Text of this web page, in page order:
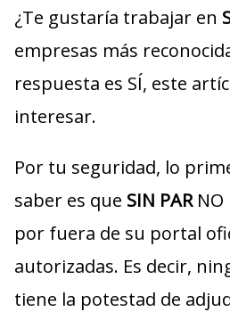
¿Te gustaría trabajar en
empresas más
respuesta es SÍ, este
interesar.
Por tu seguridad, lo
saber es que SIN PARNO
por fuera de su portal
autorizadas. Es decir,
tiene la potestad de